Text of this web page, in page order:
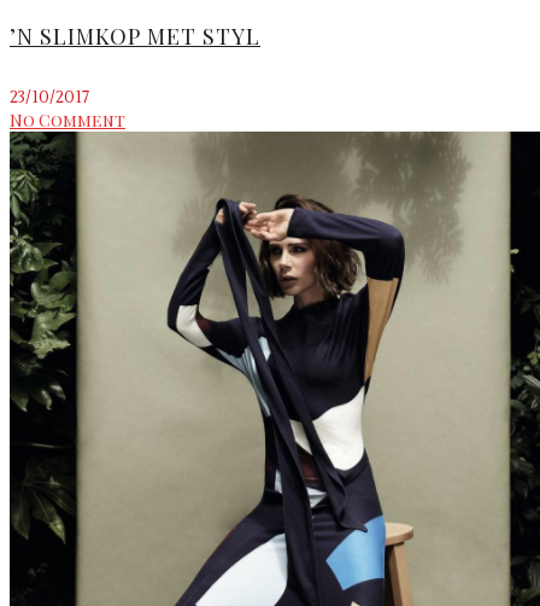
’N SLIMKOP MET STYL
23/10/2017
No Comment